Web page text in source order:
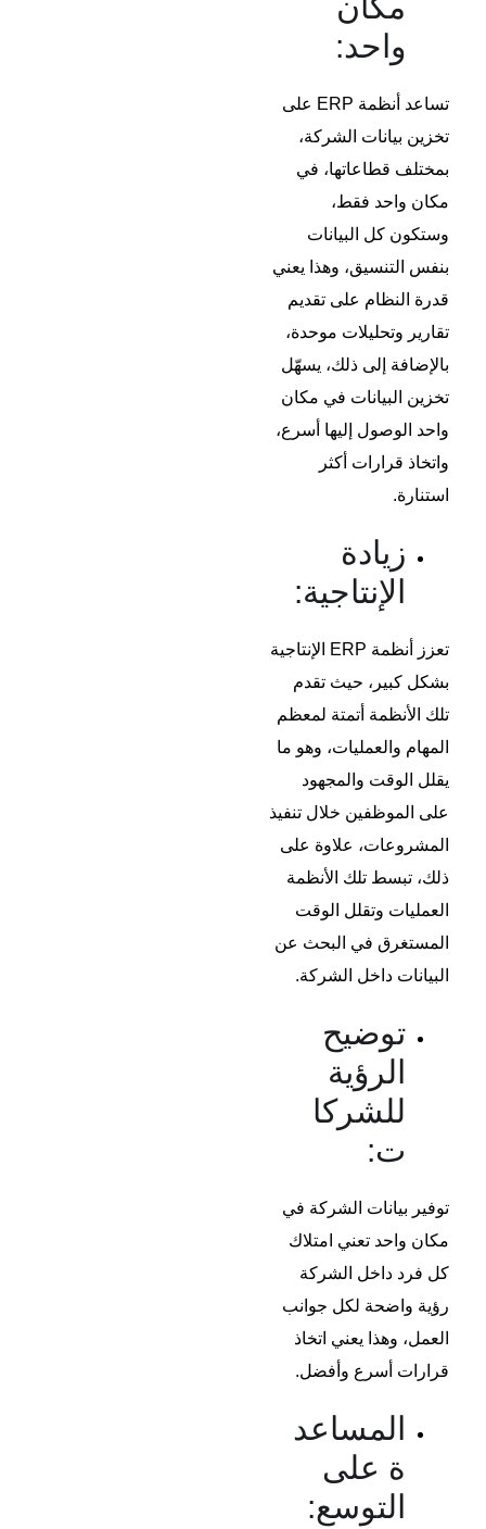
مكان
واحد:
تساعد أنظمة ERP على
تخزين بيانات الشركة،
بمختلف قطاعاتها، في
مكان واحد فقط،
وستكون كل البيانات
بنفس التنسيق، وهذا يعني
قدرة النظام على تقديم
تقارير وتحليلات موحدة،
بالإضافة إلى ذلك، يسهّل
تخزين البيانات في مكان
واحد الوصول إليها أسرع،
واتخاذ قرارات أكثر
استنارة.
زيادة
الإنتاجية:
تعزز أنظمة ERP الإنتاجية
بشكل كبير، حيث تقدم
تلك الأنظمة أتمتة لمعظم
المهام والعمليات، وهو ما
يقلل الوقت والمجهود
على الموظفين خلال تنفيذ
المشروعات، علاوة على
ذلك، تبسط تلك الأنظمة
العمليات وتقلل الوقت
المستغرق في البحث عن
البيانات داخل الشركة.
توضيح
الرؤية
للشركا
ت:
توفير بيانات الشركة في
مكان واحد تعني امتلاك
كل فرد داخل الشركة
رؤية واضحة لكل جوانب
العمل، وهذا يعني اتخاذ
قرارات أسرع وأفضل.
المساعد
ة على
التوسع: